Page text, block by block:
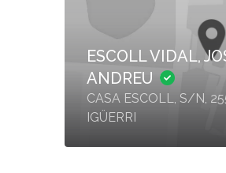
ESCOLL VIDAL,
ANDREU
CASA ESCOLL, S/N,
IGÜERRI